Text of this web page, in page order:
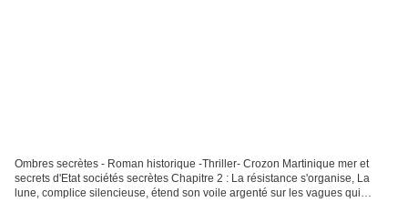
Ombres secrètes - Roman historique -Thriller- Crozon Martinique mer et
secrets d'Etat sociétés secrètes Chapitre 2 : La résistance s'organise, La
lune, complice silencieuse, étend son voile argenté sur les vagues qui